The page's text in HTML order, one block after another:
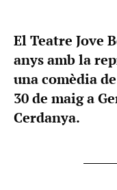
El Teatre Jove
anys amb la
una comèdia
30 de maig a
Cerdanya.